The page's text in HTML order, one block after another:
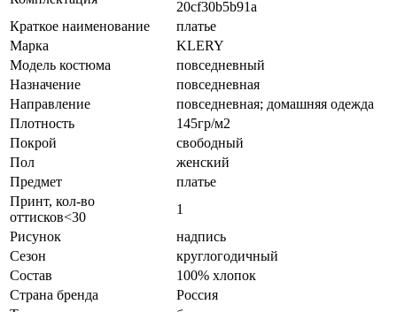
20cf30b5b91a
Краткое наименование
платье
Марка
KLERY
Модель костюма
повседневный
Назначение
повседневная
Направление
повседневная; домашняя одежда
Плотность
145гр/м2
Покрой
свободный
Пол
женский
Предмет
платье
Принт, кол-во
оттисков<30
1
Рисунок
надпись
Сезон
круглогодичный
Состав
100% хлопок
Страна бренда
Россия